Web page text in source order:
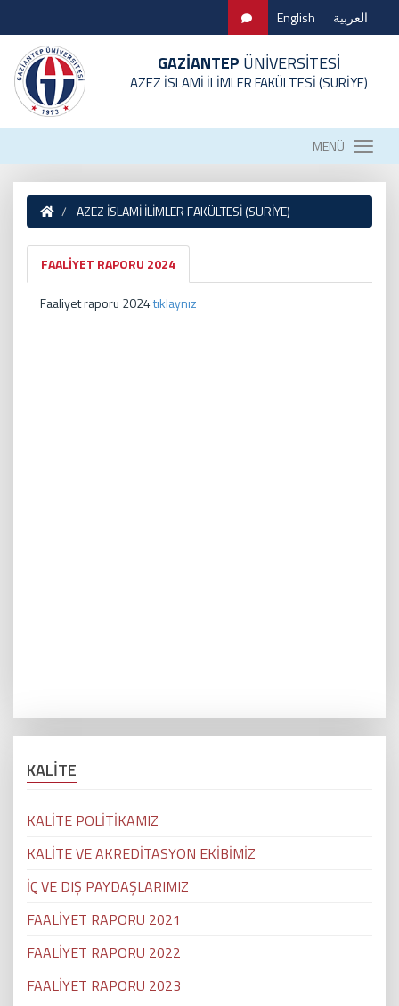
English العربية
GAZİANTEP ÜNİVERSİTESİ
AZEZ İSLAMİ İLİMLER FAKÜLTESİ (SURİYE)
MENÜ
AZEZ İSLAMİ İLİMLER FAKÜLTESİ (SURİYE)
FAALİYET RAPORU 2024
Faaliyet raporu 2024tıklaynız
KALİTE
KALİTE POLİTİKAMIZ
KALİTE VE AKREDİTASYON EKİBİMİZ
İÇ VE DIŞ PAYDAŞLARIMIZ
FAALİYET RAPORU 2021
FAALİYET RAPORU 2022
FAALİYET RAPORU 2023